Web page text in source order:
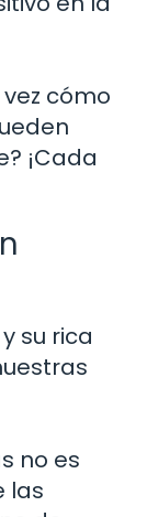
cómo
¡Cada
su rica
no es
las